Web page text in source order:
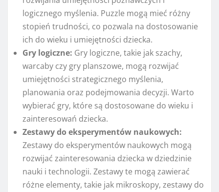
logicznego myślenia. Puzzle mogą mieć różny
stopień trudności, co pozwala na dostosowanie
ich do wieku i umiejętności dziecka.
Gry logiczne: Gry logiczne, takie jak szachy,
warcaby czy gry planszowe, mogą rozwijać
umiejętności strategicznego myślenia,
planowania oraz podejmowania decyzji. Warto
wybierać gry, które są dostosowane do wieku i
zainteresowań dziecka.
Zestawy do eksperymentów naukowych:
Zestawy do eksperymentów naukowych mogą
rozwijać zainteresowania dziecka w dziedzinie
nauki i technologii. Zestawy te mogą zawierać
różne elementy, takie jak mikroskopy, zestawy do